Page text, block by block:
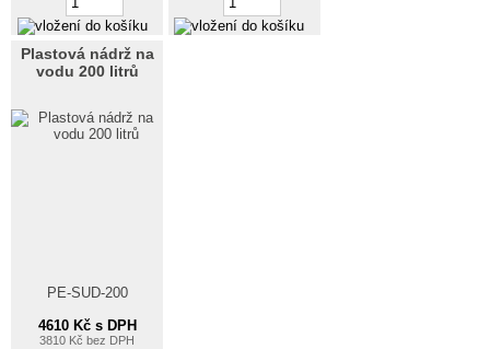
Plastová nádrž na
vodu 200 litrů
PE-SUD-200
4610 Kč s DPH
3810 Kč bez DPH